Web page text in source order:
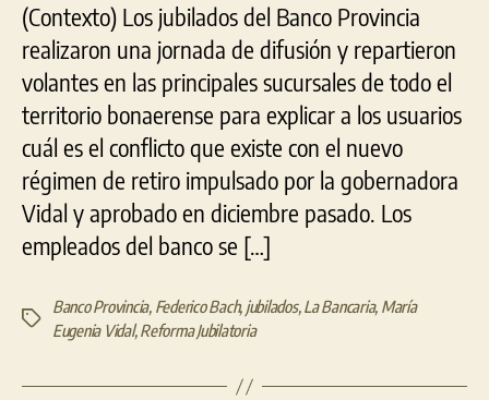
(Contexto) Los jubilados del Banco Provincia
realizaron una jornada de difusión y repartieron
volantes en las principales sucursales de todo el
territorio bonaerense para explicar a los usuarios
cuál es el conflicto que existe con el nuevo
régimen de retiro impulsado por la gobernadora
Vidal y aprobado en diciembre pasado. Los
empleados del banco se […]
Etiquetas
Banco Provincia, Federico Bach, jubilados,La Bancaria, María
Eugenia Vidal,Reforma Jubilatoria